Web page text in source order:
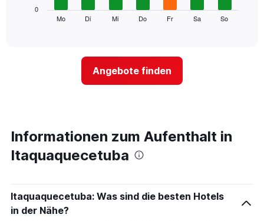
Monate
Zimmerpreis
anzeigt.
Das
folgende
durchschnittlichen
jeweiligen
Wochentag.
Das
Diagramm
1
X-
Achse,
Mo Di Mi Do Fr Sa So
0
Angebote finden
Informationen zum Aufenthalt in
Itaquaquecetuba
Itaquaquecetuba: Was sind die besten Hotels
in der Nähe?